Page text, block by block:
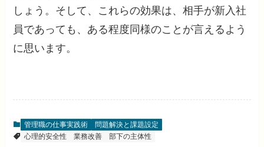
しょう。そして、これらの効果は、相手が新入社
員であっても、ある程度同様のことが言えるよう
に思います。
管理職の仕事実践術
問題解決と課題設定
心理的安全性
業務改善 部下の主体性